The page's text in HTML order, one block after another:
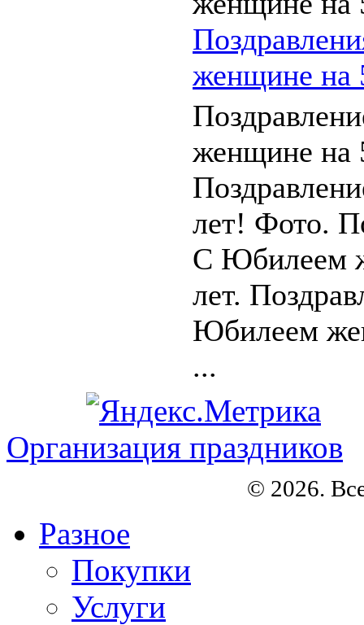
женщине на
женщине на
лет! Фото.
С Юбилеем
лет.
Юбилеем
...
Организация праздников
© 2026.
Разное
Покупки
Услуги